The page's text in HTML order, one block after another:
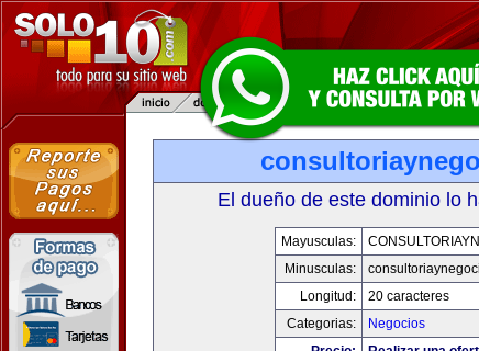
El dueño de este dominio lo
Mayusculas:
Minusculas:
Longitud:
20 caracteres
Categorias:
Negocios